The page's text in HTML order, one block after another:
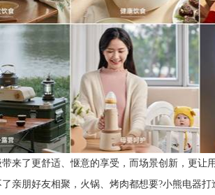
了更舒适、惬意的享受，而场景创新，更让
亲朋好友相聚，火锅、烤肉都想要?小熊电器